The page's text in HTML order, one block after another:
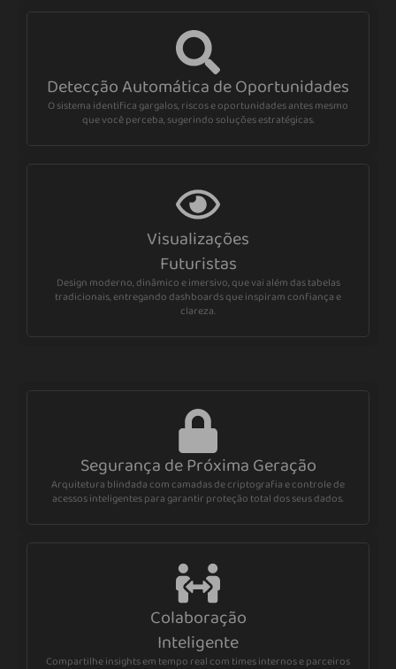
Detecção Automática de Oportunidades
O sistema identifica gargalos, riscos e oportunidades antes mesmo
que você perceba, sugerindo soluções estratégicas.
Visualizações
Futuristas
Design moderno, dinâmico e imersivo, que vai além das tabelas
tradicionais, entregando dashboards que inspiram confiança e
clareza.
Segurança de Próxima Geração
Arquitetura blindada com camadas de criptografia e controle de
acessos inteligentes para garantir proteção total dos seus dados.
Colaboração
Inteligente
Compartilhe insights em tempo real com times internos e parceiros